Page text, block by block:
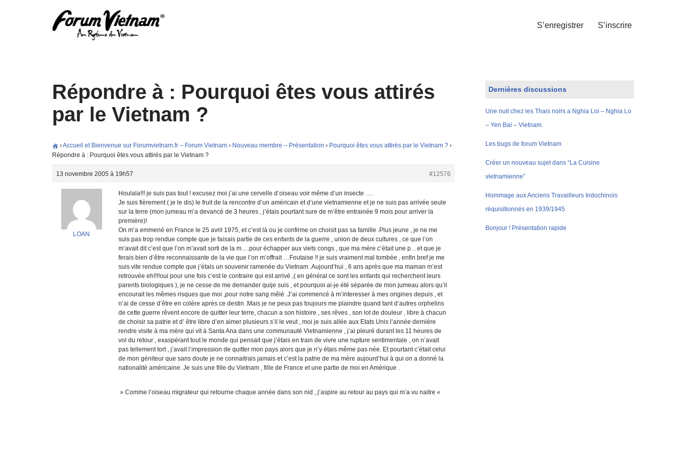
S’enregistrer S’inscrire
Répondre à : Pourquoi êtes vous attirés
par le Vietnam ?
›Accueil et Bienvenue sur Forumvietnam.fr – Forum Vietnam › Nouveau membre – Présentation › Pourquoi êtes vous attirés par le Vietnam ? ›
Répondre à : Pourquoi êtes vous attirés par le Vietnam ?
13 novembre 2005 à 19h57 #12576
LOAN
Houlala!!! je suis pas tout ! excusez moi j’ai une cervelle d’oiseau voir même d’un insecte ….
Je suis fièrement ( je le dis) le fruit de la rencontre d’un américain et d’une vietnamienne et je ne suis pas arrivée seule
sur la terre (mon jumeau m’a devancé de 3 heures , j’étais pourtant sure de m’être entrainée 9 mois pour arriver la
première)!
On m’a emmené en France le 25 avril 1975, et c’est là ou je confirme on choisit pas sa famille .Plus jeune , je ne me
suis pas trop rendue compte que je faisais partie de ces enfants de la guerre , union de deux cultures , ce que l’on
m’avait dit c’est que l’on m’avait sorti de la m….pour échapper aux viets congs , que ma mère c’était une p…et que je
ferais bien d’être reconnaissante de la vie que l’on m’offrait …Foutaise !! je suis vraiment mal tombée , enfin bref je me
suis vite rendue compte que j’étais un souvenir ramenée du Vietnam .Aujourd’hui , 6 ans après que ma maman m’est
retrouvée eh!!!!oui pour une fois c’est le contraire qui est arrivé ,( en général ce sont les enfants qui recherchent leurs
parents biologiques ), je ne cesse de me demander quije suis , et pourquoi ai-je été séparée de mon jumeau alors qu’il
encourait les mêmes risques que moi ,pour notre sang mêlé .J’ai commencé à m’interesser à mes origines depuis , et
n’ai de cesse d’être en colère après ce destin .Mais je ne peux pas toujours me plaindre quand tant d’autres orphelins
de cette guerre rêvent encore de quitter leur terre, chacun a son histoire , ses rêves , son lot de douleur , libre à chacun
de choisir sa patrie et d’ être libre d’en aimer plusieurs s’il le veut , moi je suis allée aux Etats Unis l’année dernière
rendre visite à ma mère qui vit à Santa Ana dans une communauté Vietnamienne , j’ai pleuré durant les 11 heures de
vol du retour , exaspérant tout le monde qui pensait que j’étais en train de vivre une rupture sentimentale , on n’avait
pas tellement tort , j’avait l’impression de quitter mon pays alors que je n’y étais même pas née. Et pourtant c’était celui
de mon géniteur que sans doute je ne connaitrais jamais et c’est la patrie de ma mère aujourd’hui à qui on a donné la
nationalité américaine. Je suis une fille du Vietnam , fille de France et une partie de moi en Amérique .
» Comme l’oiseau migrateur qui retourne chaque année dans son nid , j’aspire au retour au pays qui m’a vu naitre «
Dernières discussions
Une nuit chez les Thais noirs a Nghia Loi – Nghia Lo
– Yen Bai – Vietnam.
Les bugs de forum Vietnam
Créer un nouveau sujet dans “La Cuisine
vietnamienne”
Hommage aux Anciens Travailleurs Indochinois
réquisitionnés en 1939/1945
Bonjour ! Présentation rapide